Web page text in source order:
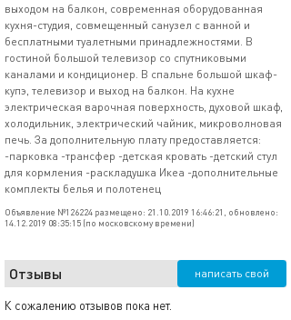
выходом на балкон, современная оборудованная
кухня-студия, совмещенный санузел с ванной и
бесплатными туалетными принадлежностями. В
гостиной большой телевизор со спутниковыми
каналами и кондиционер. В спальне большой шкаф-
купэ, телевизор и выход на балкон. На кухне
электрическая варочная поверхность, духовой шкаф,
холодильник, электрический чайник, микроволновая
печь. За дополнительную плату предоставляется:
-парковка -трансфер -детская кровать -детский стул
для кормления -раскладушка Икеа -дополнительные
комплекты белья и полотенец
Объявление №126224 размещено: 21.10.2019 16:46:21, обновлено:
14.12.2019 08:35:15 (по московскому времени)
Отзывы написать свой
К сожалению отзывов пока нет.